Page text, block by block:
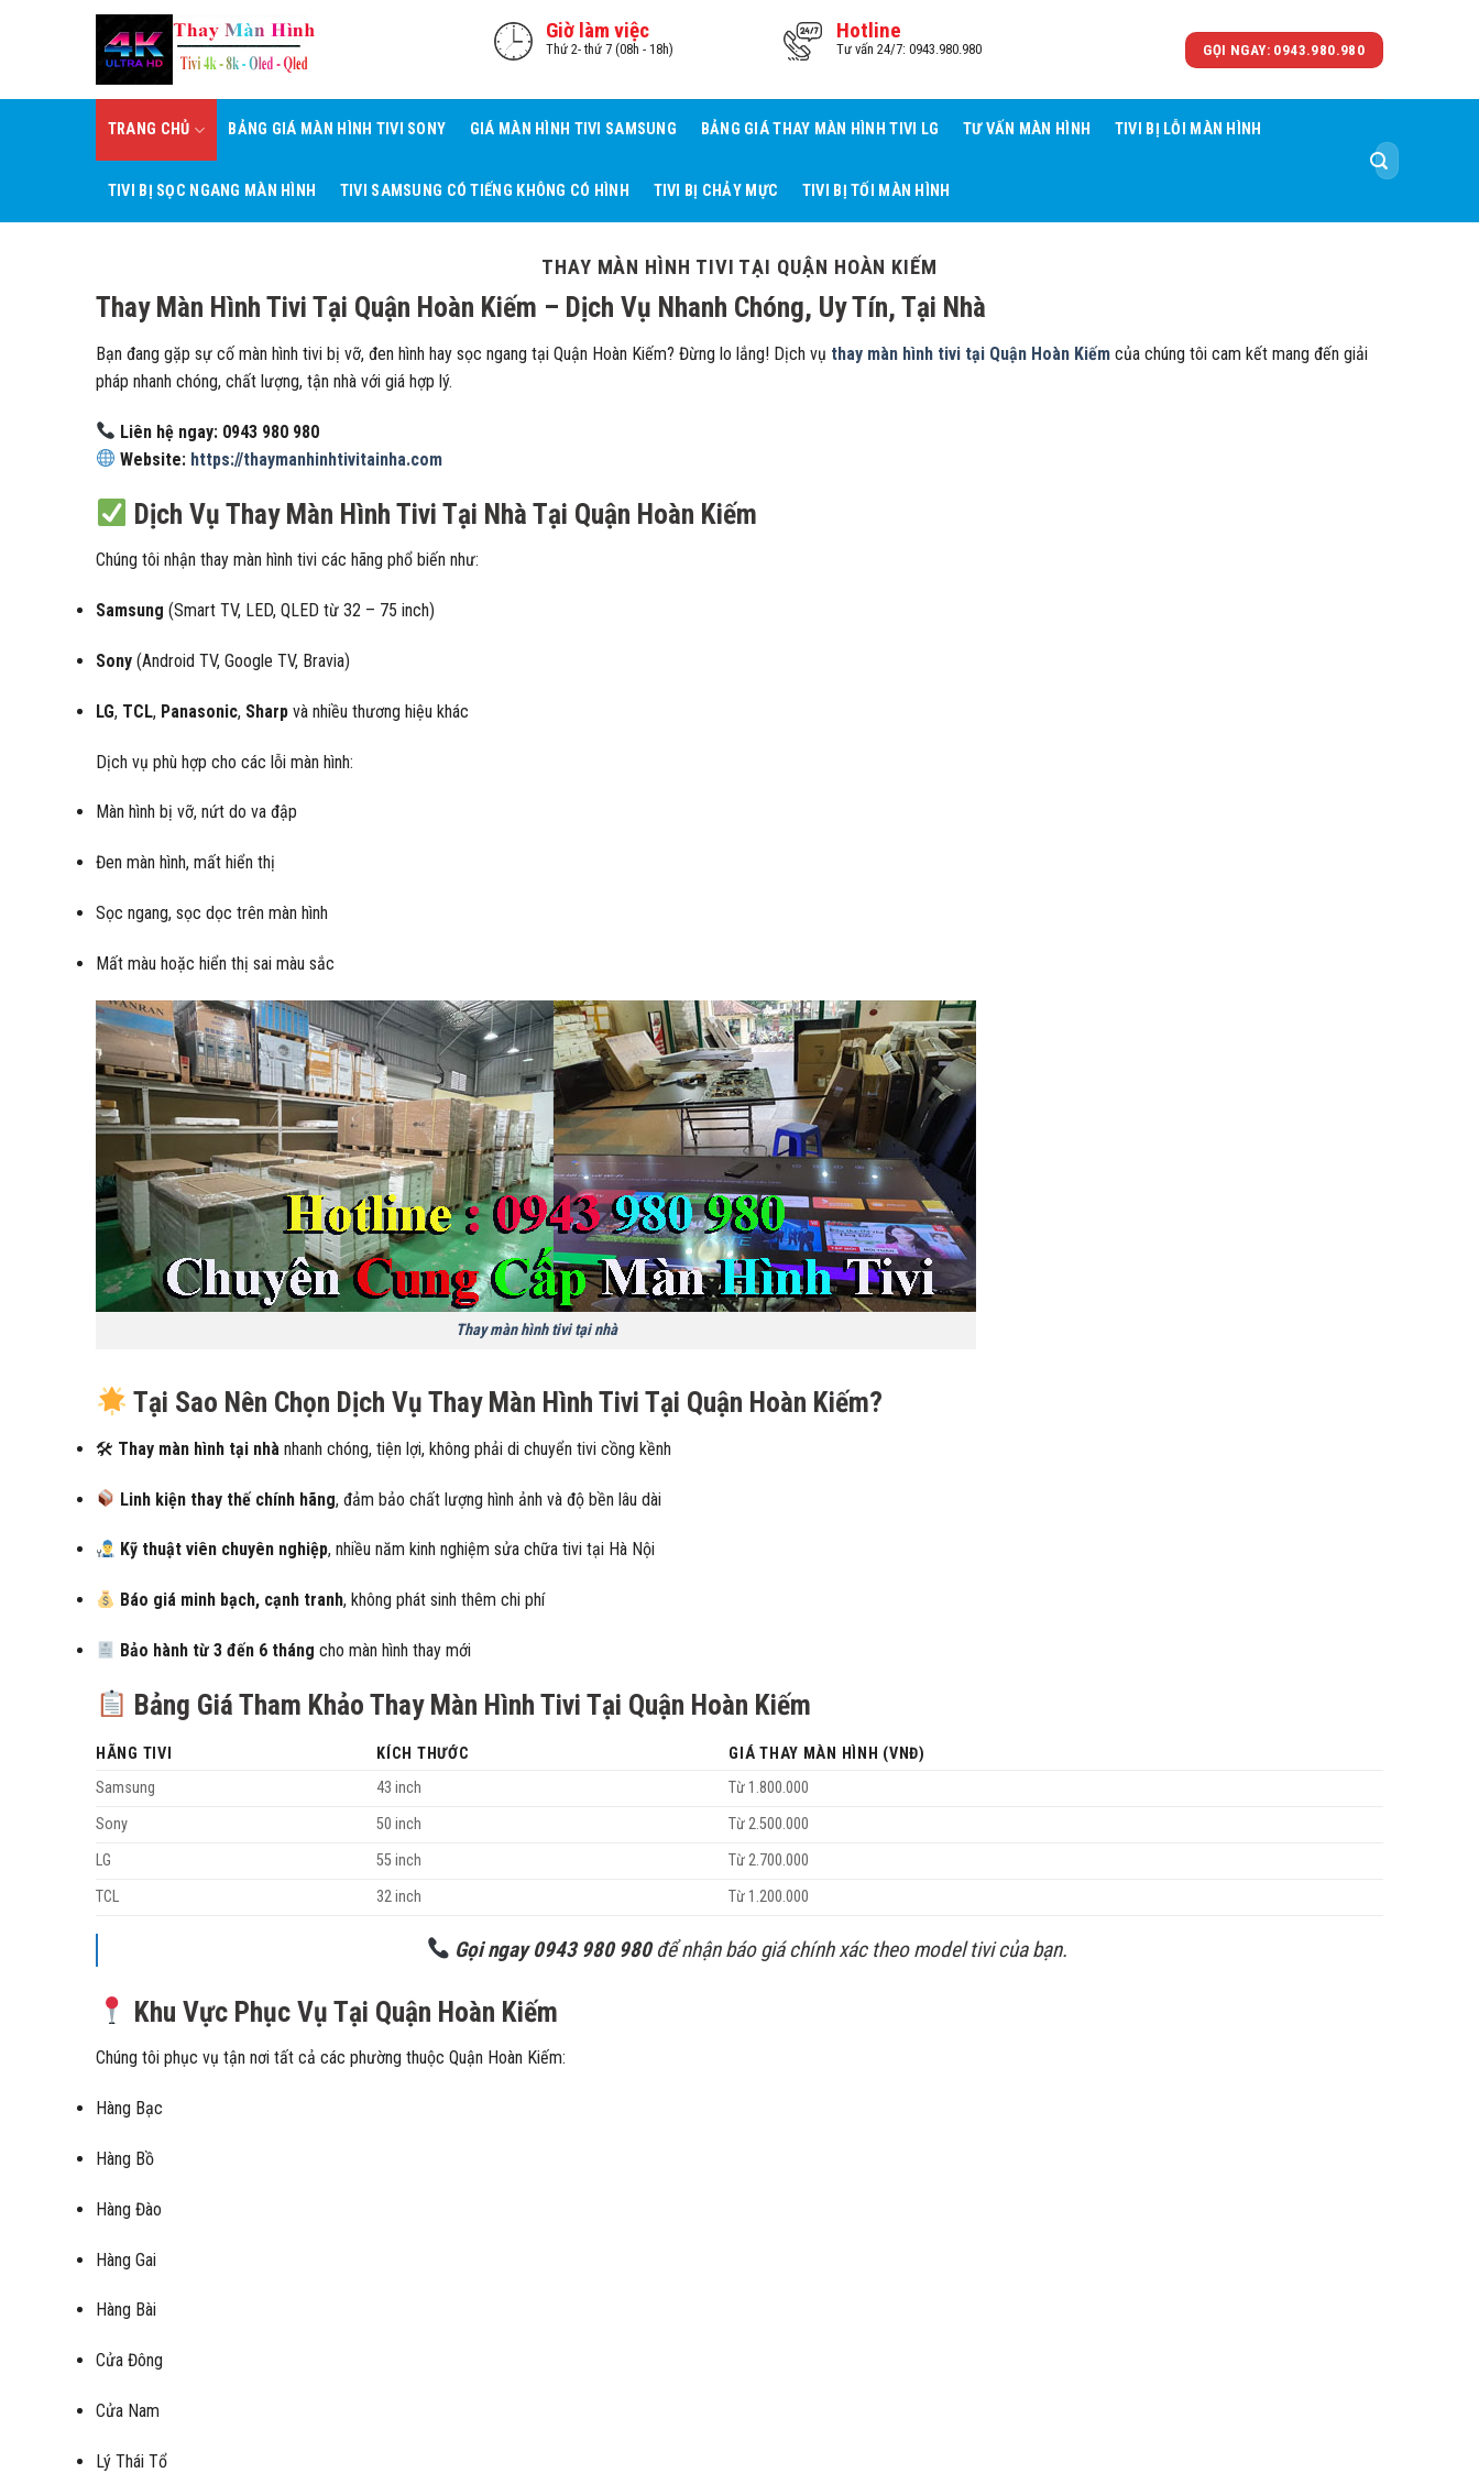
Giờ làm việc
Thứ 2- thứ 7 (08h - 18h)
Hotline
Tư vấn 24/7: 0943.980.980 GỌI NGAY: 0943.980.980
TRANG CHỦ BẢNG GIÁ MÀN HÌNH TIVI SONY GIÁ MÀN HÌNH TIVI SAMSUNG BẢNG GIÁ THAY MÀN HÌNH TIVI LG TƯ VẤN MÀN HÌNH TIVI BỊ LỖI MÀN HÌNH
TIVI BỊ SỌC NGANG MÀN HÌNH TIVI SAMSUNG CÓ TIẾNG KHÔNG CÓ HÌNH TIVI BỊ CHẢY MỰC TIVI BỊ TỐI MÀN HÌNH
Tìm
kiếm:
THAY MÀN HÌNH TIVI TẠI QUẬN HOÀN KIẾM
Thay Màn Hình Tivi Tại Quận Hoàn Kiếm – Dịch Vụ Nhanh Chóng, Uy Tín, Tại Nhà
Bạn đang gặp sự cố màn hình tivi bị vỡ, đen hình hay sọc ngang tại Quận Hoàn Kiếm? Đừng lo lắng! Dịch vụ thay màn hình tivi tại Quận Hoàn Kiếm của chúng tôi cam kết mang đến giải
pháp nhanh chóng, chất lượng, tận nhà với giá hợp lý.
Liên hệ ngay: 0943 980 980
Website: https://thaymanhinhtivitainha.com
Dịch Vụ Thay Màn Hình Tivi Tại Nhà Tại Quận Hoàn Kiếm
Chúng tôi nhận thay màn hình tivi các hãng phổ biến như:
Samsung (Smart TV, LED, QLED từ 32 – 75 inch)
Sony (Android TV, Google TV, Bravia)
LG, TCL, Panasonic, Sharp và nhiều thương hiệu khác
Dịch vụ phù hợp cho các lỗi màn hình:
Màn hình bị vỡ, nứt do va đập
Đen màn hình, mất hiển thị
Sọc ngang, sọc dọc trên màn hình
Mất màu hoặc hiển thị sai màu sắc
Thay màn hình tivi tại nhà
Tại Sao Nên Chọn Dịch Vụ Thay Màn Hình Tivi Tại Quận Hoàn Kiếm?
🛠 Thay màn hình tại nhà nhanh chóng, tiện lợi, không phải di chuyển tivi cồng kềnh
Linh kiện thay thế chính hãng, đảm bảo chất lượng hình ảnh và độ bền lâu dài
Kỹ thuật viên chuyên nghiệp, nhiều năm kinh nghiệm sửa chữa tivi tại Hà Nội
Báo giá minh bạch, cạnh tranh, không phát sinh thêm chi phí
Bảo hành từ 3 đến 6 tháng cho màn hình thay mới
Bảng Giá Tham Khảo Thay Màn Hình Tivi Tại Quận Hoàn Kiếm
HÃNG TIVI KÍCH THƯỚC
GIÁ THAY MÀN HÌNH (VNĐ)
Samsung
43 inch
Từ 1.800.000
Sony
50 inch
Từ 2.500.000
LG
55 inch
Từ 2.700.000
TCL
32 inch Từ 1.200.000
Gọi ngay 0943 980 980để nhận báo giá chính xác theo model tivi của bạn.
Khu Vực Phục Vụ Tại Quận Hoàn Kiếm
Chúng tôi phục vụ tận nơi tất cả các phường thuộc Quận Hoàn Kiếm:
Hàng Bạc
Hàng Bồ
Hàng Đào
Hàng Gai
Hàng Bài
Cửa Đông
Cửa Nam
Lý Thái Tổ